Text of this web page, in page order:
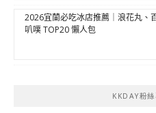
2026宜蘭必吃冰店推薦｜浪花丸、
叭噗 TOP20 懶人包
KKDAY粉